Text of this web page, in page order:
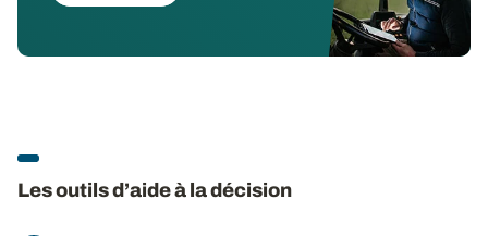
Les outils d’aide à la décision